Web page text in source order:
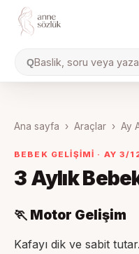
QBaslik, soru veya
Ana sayfa › Araçlar › Ay
BEBEK GELİŞİMİ · AY3/
3 Aylık
🏃 Motor Gelişim
Kafayı dik ve sabit